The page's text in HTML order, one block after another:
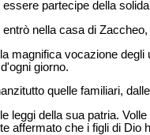
partecipe della
nella casa di
magnifica vocazione
giorno.
quelle familiari,
leggi della sua patria.
affermato che i figli di